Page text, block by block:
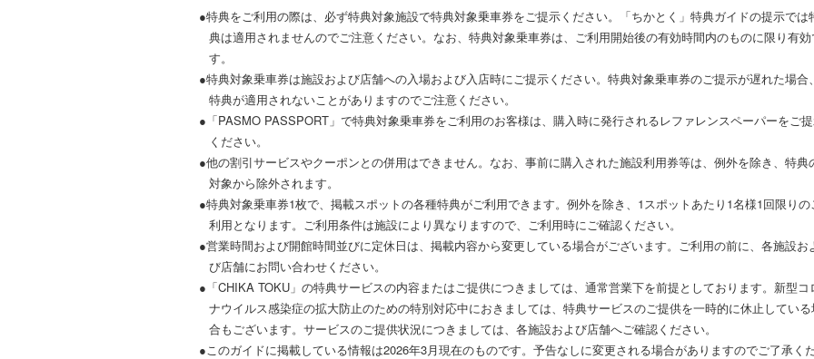
●特典をご利用の際は、必ず特典対象施設で特典対象乗車券をご提示ください。「ちかとく」特典ガイドの提示では
典は適用されませんのでご注意ください。なお、特典対象乗車券は、ご利用開始後の有効時間内のものに限り有
す。
●特典対象乗車券は施設および店舗への入場および入店時にご提示ください。特典対象乗車券のご提示が遅れた場合、
特典が適用されないことがありますのでご注意ください。
●「PASMO PASSPORT」で特典対象乗車券をご利用のお客様は、購入時に発行されるレファレンスペーパーをご
ください。
●他の割引サービスやクーポンとの併用はできません。なお、事前に購入された施設利用券等は、例外を除き、特典
対象から除外されます。
●特典対象乗車券1枚で、掲載スポットの各種特典がご利用できます。例外を除き、1スポットあたり1名様1回限りの
利用となります。ご利用条件は施設により異なりますので、ご利用時にご確認ください。
●営業時間および開館時間並びに定休日は、掲載内容から変更している場合がございます。ご利用の前に、各施設お
び店舗にお問い合わせください。
●「CHIKA TOKU」の特典サービスの内容またはご提供につきましては、通常営業下を前提としております。新型コ
ナウイルス感染症の拡大防止のための特別対応中におきましては、特典サービスのご提供を一時的に休止してい
合もございます。サービスのご提供状況につきましては、各施設および店舗へご確認ください。
●このガイドに掲載している情報は2026年3月現在のものです。予告なしに変更される場合がありますのでご了承く